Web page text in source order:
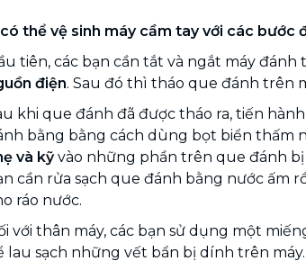
thể vệ sinh máy cầm tay với các bước
tiên, các bạn cần tắt và ngắt máy đánh
điện. Sau đó thì tháo que đánh trên
khi que đánh đã được tháo ra, tiến
bằng bằng cách dùng bọt biển thấm
và kỹvào những phần trên que đánh bị
cần rửa sạch que đánh bằng nước ấm
ráo nước.
với thân máy, các bạn sử dụng một
lau sạch những vết bẩn bị dính trên